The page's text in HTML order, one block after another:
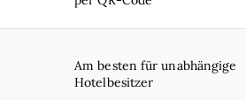
Am besten für unabhängige
Hotelbesitzer